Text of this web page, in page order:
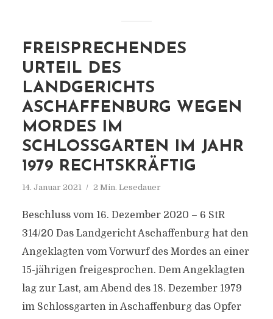
FREISPRECHENDES
URTEIL DES
LANDGERICHTS
ASCHAFFENBURG WEGEN
MORDES IM
SCHLOSSGARTEN IM JAHR
1979 RECHTSKRÄFTIG
14. Januar 2021 2 Min. Lesedauer
Beschluss vom 16. Dezember 2020 – 6 StR
314/20 Das Landgericht Aschaffenburg hat den
Angeklagten vom Vorwurf des Mordes an einer
15-jährigen freigesprochen. Dem Angeklagten
lag zur Last, am Abend des 18. Dezember 1979
im Schlossgarten in Aschaffenburg das Opfer